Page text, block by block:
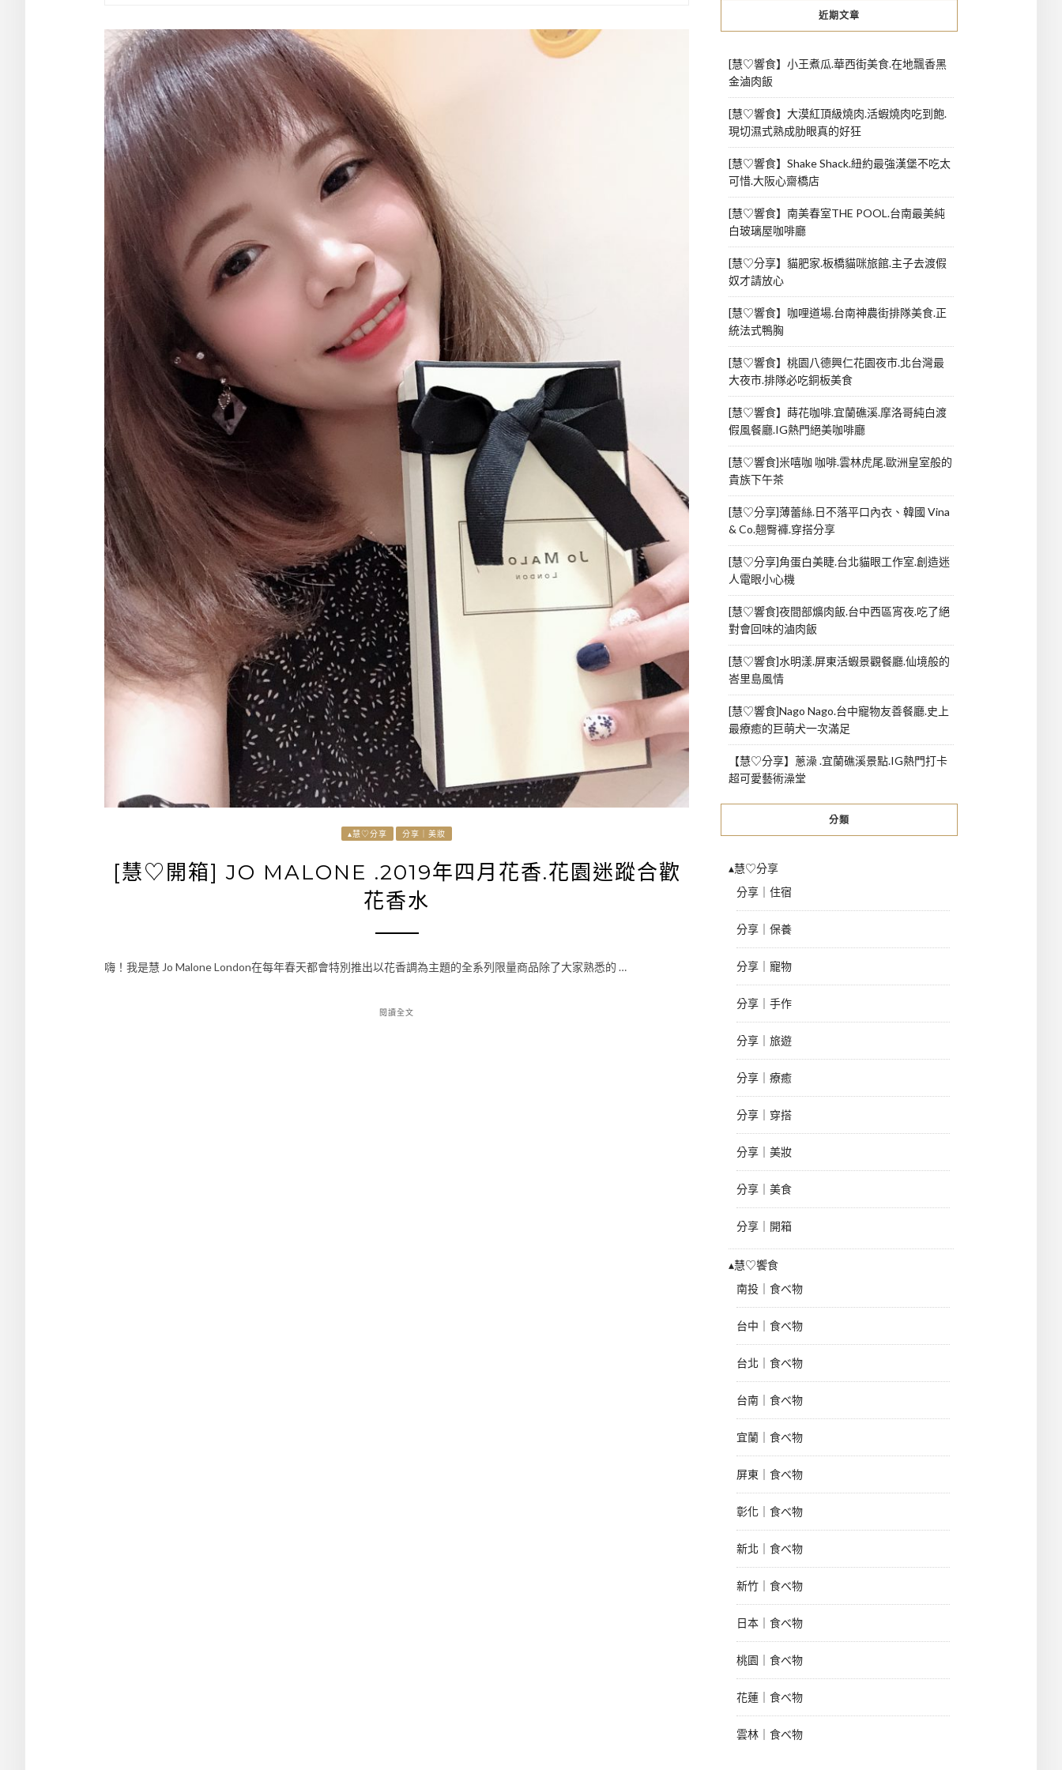
▴慧♡分享 分享｜美妝
[慧♡開箱] JO MALONE .2019年四月花香.花園迷蹤合歡
花香水
嗨！我是慧 Jo Malone London在每年春天都會特別推出以花香調為主題的全系列限量商品除了大家熟悉的 …
閱讀全文
近期文章
[慧♡響食】小王煮瓜.華西街美食.在地飄香黑
金滷肉飯
[慧♡響食】大漠紅頂級燒肉.活蝦燒肉吃到飽.
現切濕式熟成肋眼真的好狂
[慧♡響食】Shake Shack.紐約最強漢堡不吃太
可惜.大阪心齋橋店
[慧♡響食】南美春室THE POOL.台南最美純
白玻璃屋咖啡廳
[慧♡分享】貓肥家.板橋貓咪旅館.主子去渡假
奴才請放心
[慧♡響食】咖哩道場.台南神農街排隊美食.正
統法式鴨胸
[慧♡響食】桃園八德興仁花園夜市.北台灣最
大夜市.排隊必吃銅板美食
[慧♡響食】蒔花咖啡.宜蘭礁溪.摩洛哥純白渡
假風餐廳.IG熱門絕美咖啡廳
[慧♡響食]米嘻咖 咖啡.雲林虎尾.歐洲皇室般的
貴族下午茶
[慧♡分享]薄蕾絲.日不落平口內衣、韓國 Vina
& Co.翹臀褲.穿搭分享
[慧♡分享]角蛋白美睫.台北貓眼工作室.創造迷
人電眼小心機
[慧♡響食]夜間部爌肉飯.台中西區宵夜.吃了絕
對會回味的滷肉飯
[慧♡響食]水明漾.屏東活蝦景觀餐廳.仙境般的
峇里島風情
[慧♡響食]Nago Nago.台中寵物友善餐廳.史上
最療癒的巨萌犬一次滿足
【慧♡分享】蔥澡 .宜蘭礁溪景點.IG熱門打卡
超可愛藝術澡堂
分類
▴慧♡分享
分享｜住宿
分享｜保養
分享｜寵物
分享｜手作
分享｜旅遊
分享｜療癒
分享｜穿搭
分享｜美妝
分享｜美食
分享｜開箱
▴慧♡饗食
南投｜食べ物
台中｜食べ物
台北｜食べ物
台南｜食べ物
宜蘭｜食べ物
屏東｜食べ物
彰化｜食べ物
新北｜食べ物
新竹｜食べ物
日本｜食べ物
桃園｜食べ物
花蓮｜食べ物
雲林｜食べ物